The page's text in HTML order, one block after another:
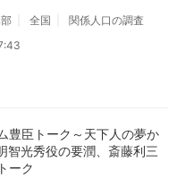
全国
関係人口の調査
豊臣トーク～天下人の夢か
智光秀役の要潤、斎藤利三
ーク